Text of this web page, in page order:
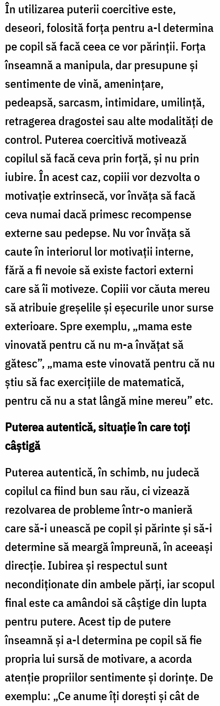
În utilizarea puterii coercitive este,
deseori, folosită forţa pentru a-l determina
pe copil să facă ceea ce vor părinţii. Forţa
înseamnă a manipula, dar presupune şi
sentimente de vină, ameninţare,
pedeapsă, sarcasm, intimidare, umilinţă,
retragerea dragostei sau alte modalităţi de
control. Puterea coercitivă motivează
copilul să facă ceva prin forţă, şi nu prin
iubire. În acest caz, copiii vor dezvolta o
motivaţie extrinsecă, vor învăţa să facă
ceva numai dacă primesc recompense
externe sau pedepse. Nu vor învăţa să
caute în interiorul lor motivaţii interne,
fără a fi nevoie să existe factori externi
care să îi motiveze. Copiii vor căuta mereu
să atribuie greşelile şi eşecurile unor surse
exterioare. Spre exemplu, „mama este
vinovată pentru că nu m-a învăţat să
gătesc”, „mama este vinovată pentru că nu
ştiu să fac exerciţiile de matematică,
pentru că nu a stat lângă mine mereu” etc.
Puterea autentică, situaţie în care toţi
câştigă
Puterea autentică, în schimb, nu judecă
copilul ca fiind bun sau rău, ci vizează
rezolvarea de probleme într-o manieră
care să-i unească pe copil şi părinte şi să-i
determine să meargă împreună, în aceeaşi
direcţie. Iubirea şi respectul sunt
necondiţionate din ambele părţi, iar scopul
final este ca amândoi să câştige din lupta
pentru putere. Acest tip de putere
înseamnă şi a-l determina pe copil să fie
propria lui sursă de motivare, a acorda
atenţie propriilor sentimente şi dorinţe. De
exemplu: „Ce anume îţi doreşti şi cât de